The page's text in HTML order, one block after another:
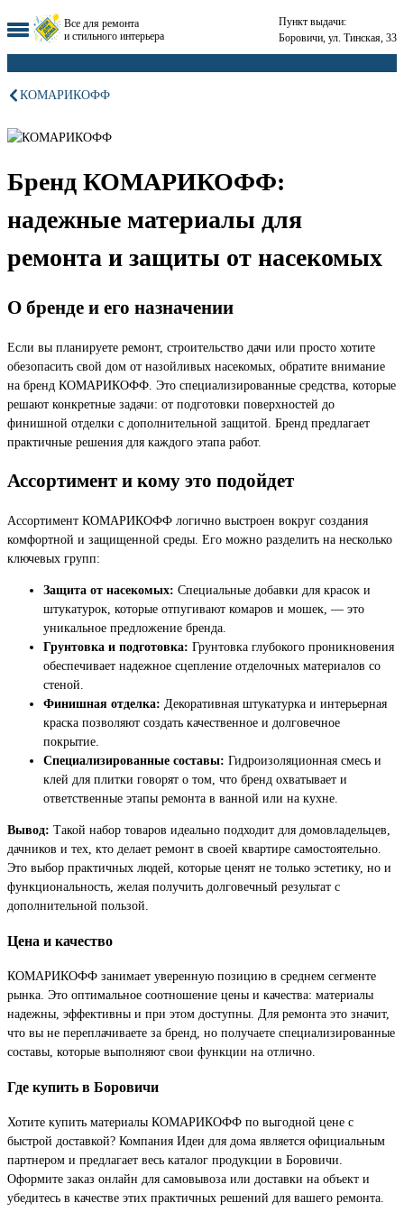
Все для ремонта
и стильного интерьера
Пункт выдачи:
Боровичи, ул. Тинская, 33
КОМАРИКОФФ
Бренд КОМАРИКОФФ:
надежные материалы для
ремонта и защиты от насекомых
О бренде и его назначении
Если вы планируете ремонт, строительство дачи или просто хотите
обезопасить свой дом от назойливых насекомых, обратите внимание
на бренд КОМАРИКОФФ. Это специализированные средства, которые
решают конкретные задачи: от подготовки поверхностей до
финишной отделки с дополнительной защитой. Бренд предлагает
практичные решения для каждого этапа работ.
Ассортимент и кому это подойдет
Ассортимент КОМАРИКОФФ логично выстроен вокруг создания
комфортной и защищенной среды. Его можно разделить на несколько
ключевых групп:
Защита от насекомых: Специальные добавки для красок и
штукатурок, которые отпугивают комаров и мошек, — это
уникальное предложение бренда.
Грунтовка и подготовка: Грунтовка глубокого проникновения
обеспечивает надежное сцепление отделочных материалов со
стеной.
Финишная отделка: Декоративная штукатурка и интерьерная
краска позволяют создать качественное и долговечное
покрытие.
Специализированные составы: Гидроизоляционная смесь и
клей для плитки говорят о том, что бренд охватывает и
ответственные этапы ремонта в ванной или на кухне.
Вывод: Такой набор товаров идеально подходит для домовладельцев,
дачников и тех, кто делает ремонт в своей квартире самостоятельно.
Это выбор практичных людей, которые ценят не только эстетику, но и
функциональность, желая получить долговечный результат с
дополнительной пользой.
Цена и качество
КОМАРИКОФФ занимает уверенную позицию в среднем сегменте
рынка. Это оптимальное соотношение цены и качества: материалы
надежны, эффективны и при этом доступны. Для ремонта это значит,
что вы не переплачиваете за бренд, но получаете специализированные
составы, которые выполняют свои функции на отлично.
Где купить в Боровичи
Хотите купить материалы КОМАРИКОФФ по выгодной цене с
быстрой доставкой? Компания Идеи для дома является официальным
партнером и предлагает весь каталог продукции в Боровичи.
Оформите заказ онлайн для самовывоза или доставки на объект и
убедитесь в качестве этих практичных решений для вашего ремонта.